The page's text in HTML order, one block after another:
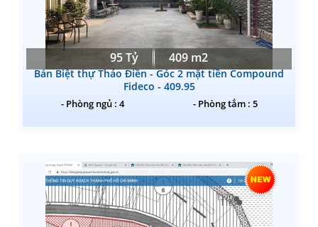
95 Tỷ 409 m2
Bán Biệt thự Thảo Điền - Góc 2 mặt tiền Compound
Fideco - 409.95
- Phòng ngủ : 4 - Phòng tắm : 5